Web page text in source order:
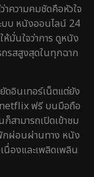
7
150
4
5
าความคมชัดคือหัวใจ
บ หนังออนไลน์ 24
ห้มั่นใจว่าการ ดูหนัง
รสสูงสุดในทุกฉาก
ดอินเทอร์เน็ตแต่ยัง
netflix ฟรี บนมือถือ
ก็สามารถเปิดเข้าชม
กผ่อนผ่านทาง หนัง
องและเพลิดเพลิน